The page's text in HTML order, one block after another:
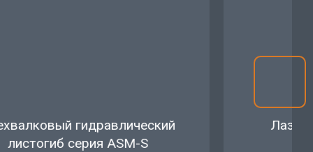
гидравлический
листогиб серия ASM-S